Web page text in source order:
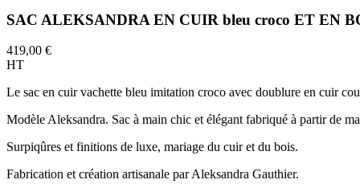
SAC ALEKSANDRA EN CUIR bleu croco ET EN
419,00 €
HT
Le sac en cuir vachette bleu imitation croco avec doublure en cuir
Modèle Aleksandra. Sac à main chic et élégant fabriqué à partir de
Surpiqûres et finitions de luxe, mariage du cuir et du bois.
Fabrication et création artisanale par Aleksandra Gauthier.